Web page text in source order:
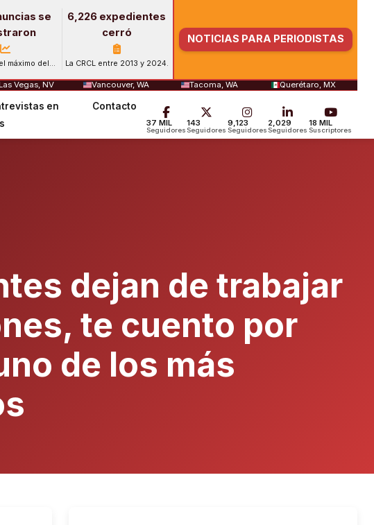
se
máximo del
6,226 expedientes
cerró
La CRCL entre 2013 y 2024.
NOTICIAS PARA PERIODISTAS
Vegas, NV Vancouver, WA Tacoma, WA Querétaro, MX
en
Contacto
37 MIL
Seguidores
143
Seguidores
9,123
Seguidores
2,029
Seguidores
18 MIL
Suscriptores
dejan de trabajar
te cuento por
de los más